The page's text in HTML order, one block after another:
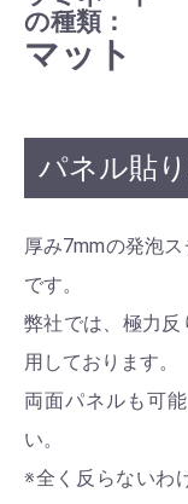
の種類：
マット
パネル貼
厚み7mmの発泡
です。
弊社では、極力
用しております。
両面パネルも可
い。
※全く反らないわ